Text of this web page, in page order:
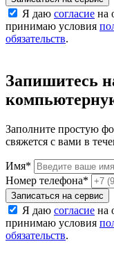
Я даю согласие на
принимаю условия
обязательств.
Запишитесь
Заполните простую
свяжется с вами в
Имя*
Номер телефона*
Записаться на сервис
Я даю согласие на
принимаю условия
обязательств.